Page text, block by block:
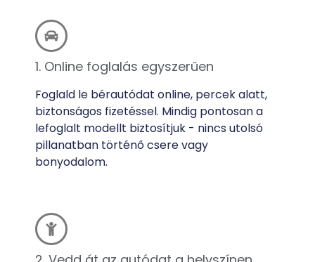
1. Online foglalás egyszerűen
Foglald le bérautódat online, percek alatt,
biztonságos fizetéssel. Mindig pontosan a
lefoglalt modellt biztosítjuk - nincs utolsó
pillanatban történő csere vagy
bonyodalom.